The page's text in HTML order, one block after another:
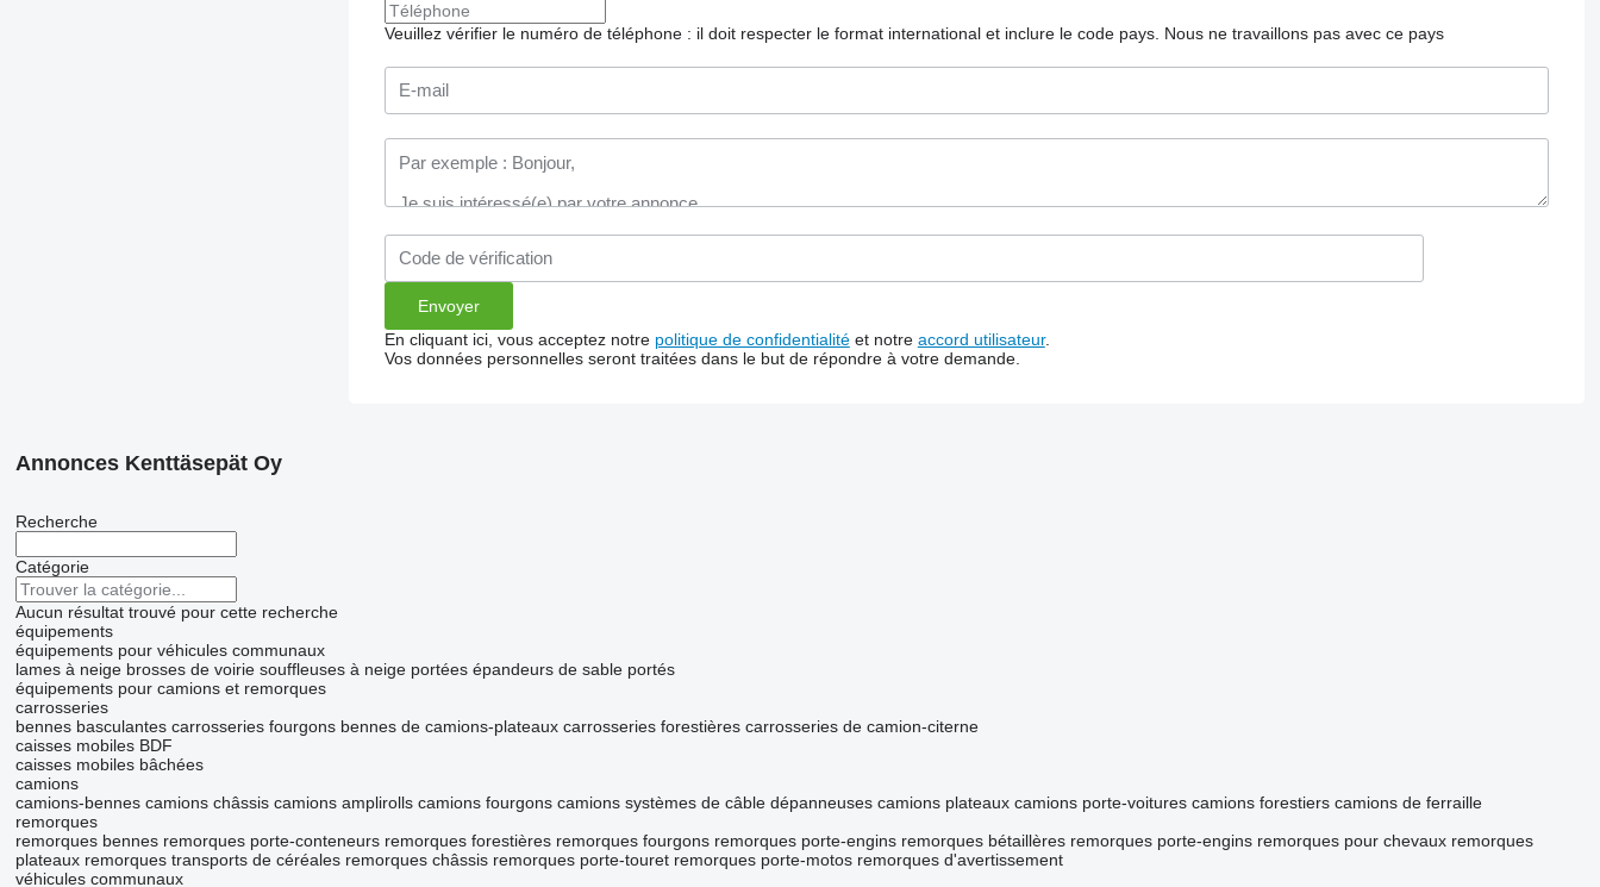
Veuillez vérifier le numéro de téléphone : il doit respecter le format international et inclure le code pays. Nous ne travaillons pas avec ce pays
En cliquant ici, vous acceptez notre politique de confidentialitéet notre accord utilisateur.
Vos données personnelles seront traitées dans le but de répondre à votre demande.
Annonces Kenttäsepät Oy
Recherche
Catégorie
Aucun résultat trouvé pour cette recherche
équipements
équipements pour véhicules communaux
lames à neige brosses de voirie souffleuses à neige portées épandeurs de sable portés
équipements pour camions et remorques
carrosseries
bennes basculantes carrosseries fourgons bennes de camions-plateaux carrosseries forestières carrosseries de camion-citerne
caisses mobiles BDF
caisses mobiles bâchées
camions
camions-bennes camions châssis camions amplirolls camions fourgons camions systèmes de câble dépanneuses camions plateaux camions porte-voitures camions forestiers camions de ferraille
remorques
remorques bennes remorques porte-conteneurs remorques forestières remorques fourgons remorques porte-engins remorques bétaillères remorques porte-engins remorques pour chevaux remorques
plateaux remorques transports de céréales remorques châssis remorques porte-touret remorques porte-motos remorques d'avertissement
véhicules communaux